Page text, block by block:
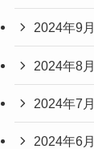
2024年9月
2024年8月
2024年7月
2024年6月